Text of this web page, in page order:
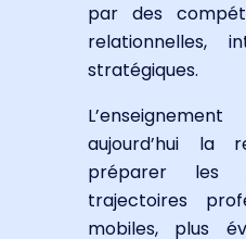
par des
relationnelles,
stratégiques.
aujourd’hui la
préparer les
trajectoires
mobiles, plus